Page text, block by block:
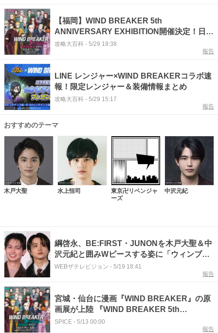
【福岡】WIND BREAKER 5th
ANNIVERSARY EXHIBITION開催決定！日
程・会場・チケットまとめ
攻略大百科 - 5/29 19:38
報告
LINE レンジャー×WIND BREAKERコラボ速
報！限定レンジャー＆装備情報まとめ
攻略大百科 - 5/29 15:17
報告
おすすめのテーマ
木戸大聖 水上恒司
東京卍リベンジャ
ーズ
中沢元紀
綱啓永、BE:FIRST・JUNONを木戸大聖＆中
沢元紀と囲みWピースする姿に「ウィンブレ
メンバー激アツ」の声
WEBザテレビジョン - 5/19 18:41
報告
宮城・仙台に漫画『WIND BREAKER』の原
画展が上陸 『WIND BREAKER 5th
ANNIVERSARY EXHIBITION SENDAI
SPICE - 5/13 00:00
報告